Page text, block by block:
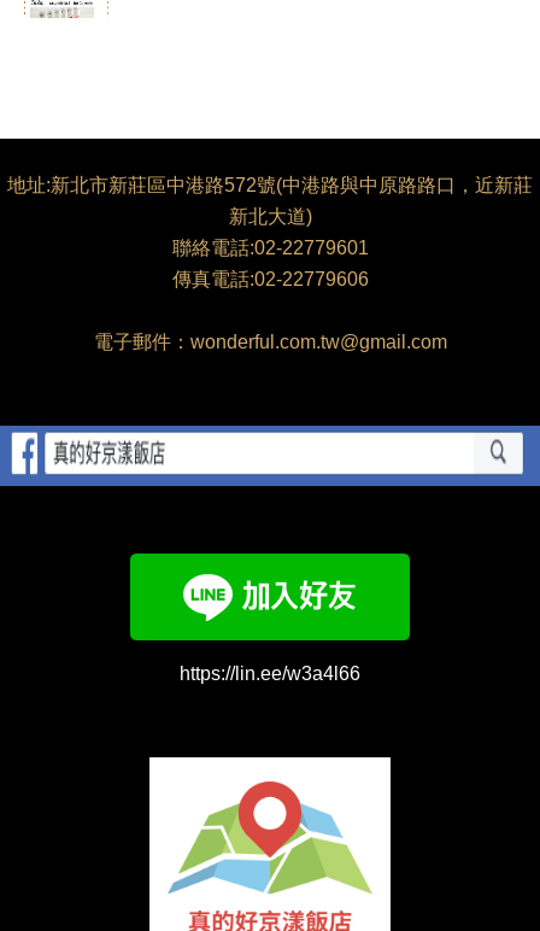
地址:新北市新莊區中港路572號(中港路與中原路路口，近新莊
新北大道)
聯絡電話:02-22779601
傳真電話:02-22779606
電子郵件：wonderful.com.tw@gmail.com
https://lin.ee/w3a4l66